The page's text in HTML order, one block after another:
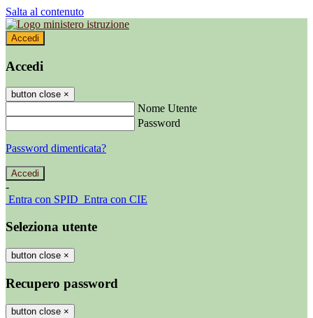
Salta al contenuto
Accedi
Accedi
button close ×
Nome Utente
Password
Password dimenticata?
-
Entra con SPID Entra con CIE
Seleziona utente
button close ×
Recupero password
button close ×